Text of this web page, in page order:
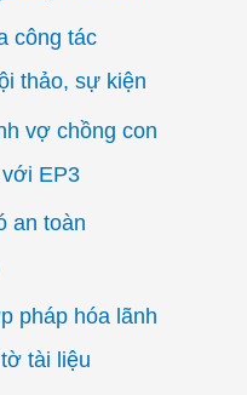
công tác
thảo, sự kiện
vợ chồng con
EP3
an toàn
pháp hóa lãnh
tài liệu